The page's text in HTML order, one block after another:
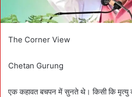
The Corner View
Chetan Gurung
एक कहावत बचपन में सुनते थे। किसी कि मृत्यु